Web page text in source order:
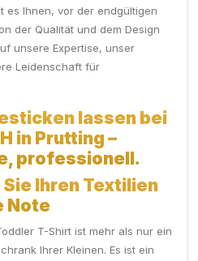
es Ihnen, vor der endgültigen
der Qualität und dem Design
unsere Expertise, unser
Leidenschaft für
lassen bei
in Prutting –
professionell.
Ihren Textilien
Note
T-Shirt ist mehr als nur ein
Ihrer Kleinen. Es ist ein